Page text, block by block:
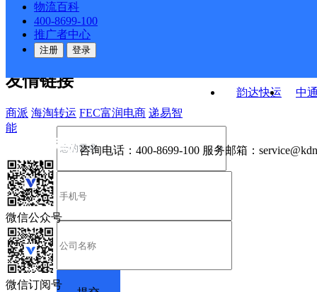
物流百科
400-8699-100
推广者中心
注册 登录
韵达快运
中
公司介绍 企业动态
合作伙伴 快递鸟接口服务协议
户隐私政策
友情链接
商派 海淘转运 FEC富润电商 递易智
能
咨询电话： 400-8699-100 服务邮箱：
微信公众号
微信订阅号